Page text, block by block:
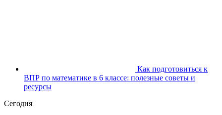
Как подготовиться к
ВПР по математике в 6 классе: полезные советы и
ресурсы
Сегодня